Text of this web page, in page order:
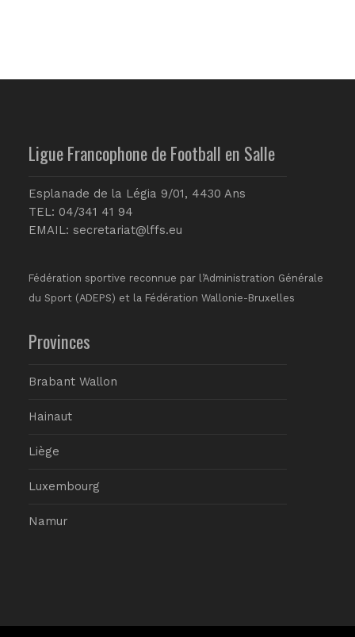
Ligue Francophone de Football en Salle
Esplanade de la Légia 9/01, 4430 Ans
TEL: 04/341 41 94
EMAIL: secretariat@lffs.eu
Fédération sportive reconnue par l’Administration Générale
du Sport (ADEPS) et la Fédération Wallonie-Bruxelles
Provinces
Brabant Wallon
Hainaut
Liège
Luxembourg
Namur